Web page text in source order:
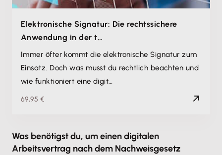
Elektronische Signatur: Die rechtssichere
Anwendung in der t…
Immer öfter kommt die elektronische Signatur zum
Einsatz. Doch was musst du rechtlich beachten und
wie funktioniert eine digit…
69,95 €
Was benötigst du, um einen digitalen
Arbeitsvertrag nach dem Nachweisgesetz